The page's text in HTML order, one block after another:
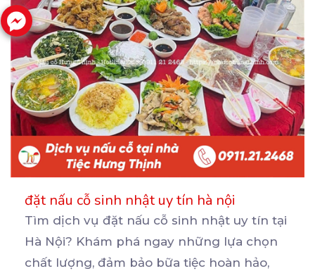
đặt nấu cỗ sinh nhật uy tín hà nội
Tìm dịch vụ đặt nấu cỗ sinh nhật uy tín tại
Hà Nội? Khám phá ngay những lựa chọn
chất lượng, đảm bảo bữa tiệc hoàn hảo,